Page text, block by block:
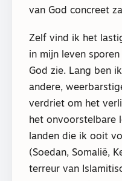
van God concreet
Zelf vind ik het
in mijn leven
God zie. Lang ben
andere,
verdriet om het
het onvoorstelbare
landen die ik ooit
(Soedan, Somalië,
terreur van